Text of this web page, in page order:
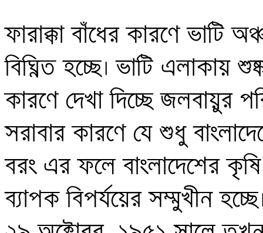
ফারাক্কা বাঁধের কারণে ভাটি
বিঘ্নিত হচ্ছে। ভাটি এলাকায়
কারণে দেখা দিচ্ছে জলবায়ুর
সরাবার কারণে যে শুধু
বরং এর ফলে বাংলাদেশের
ব্যাপক বিপর্যয়ের সম্মুখীন